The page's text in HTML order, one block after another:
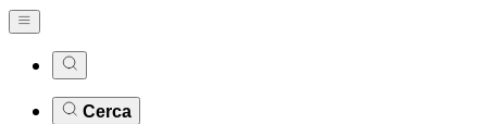
Cerca